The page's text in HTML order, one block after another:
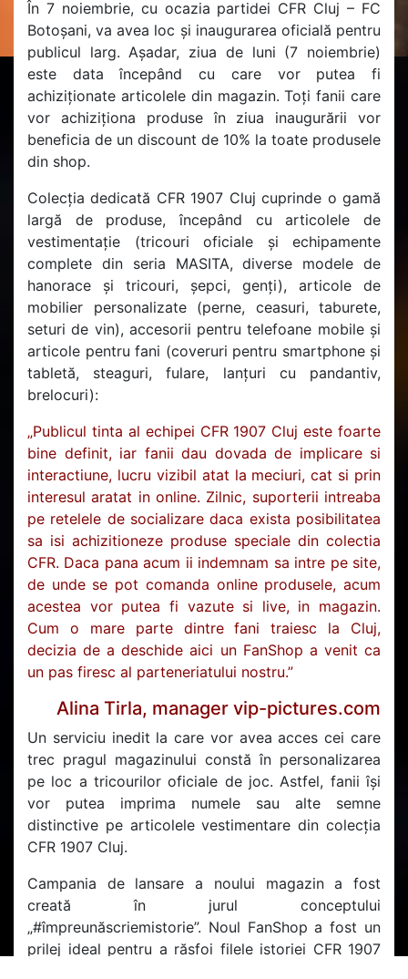
În 7 noiembrie, cu ocazia partidei CFR Cluj – FC
Botoșani, va avea loc și inaugurarea oficială pentru
publicul larg. Așadar, ziua de luni (7 noiembrie)
este data începând cu care vor putea fi
achiziționate articolele din magazin. Toți fanii care
vor achiziționa produse în ziua inaugurării vor
beneficia de un discount de 10% la toate produsele
din shop.
Colecția dedicată CFR 1907 Cluj cuprinde o gamă
largă de produse, începând cu articolele de
vestimentație (tricouri oficiale și echipamente
complete din seria MASITA, diverse modele de
hanorace și tricouri, șepci, genți), articole de
mobilier personalizate (perne, ceasuri, taburete,
seturi de vin), accesorii pentru telefoane mobile și
articole pentru fani (coveruri pentru smartphone și
tabletă, steaguri, fulare, lanțuri cu pandantiv,
brelocuri):
„Publicul tinta al echipei CFR 1907 Cluj este foarte
bine definit, iar fanii dau dovada de implicare si
interactiune, lucru vizibil atat la meciuri, cat si prin
interesul aratat in online. Zilnic, suporterii intreaba
pe retelele de socializare daca exista posibilitatea
sa isi achizitioneze produse speciale din colectia
CFR. Daca pana acum ii indemnam sa intre pe site,
de unde se pot comanda online produsele, acum
acestea vor putea fi vazute si live, in magazin.
Cum o mare parte dintre fani traiesc la Cluj,
decizia de a deschide aici un FanShop a venit ca
un pas firesc al parteneriatului nostru.”
Alina Tirla, manager vip-pictures.com
Un serviciu inedit la care vor avea acces cei care
trec pragul magazinului constă în personalizarea
pe loc a tricourilor oficiale de joc. Astfel, fanii își
vor putea imprima numele sau alte semne
distinctive pe articolele vestimentare din colecția
CFR 1907 Cluj.
Campania de lansare a noului magazin a fost
creată în jurul conceptului
„#împreunăscriemistorie”. Noul FanShop a fost un
prilej ideal pentru a răsfoi filele istoriei CFR 1907